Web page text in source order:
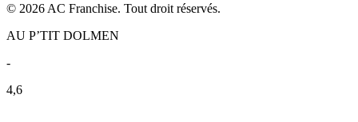
© 2026 AC Franchise. Tout droit réservés.
AU P’TIT DOLMEN
-
4,6